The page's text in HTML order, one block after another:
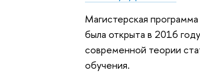
Магистерская
была открыта в 2016
современной теории
обучения.